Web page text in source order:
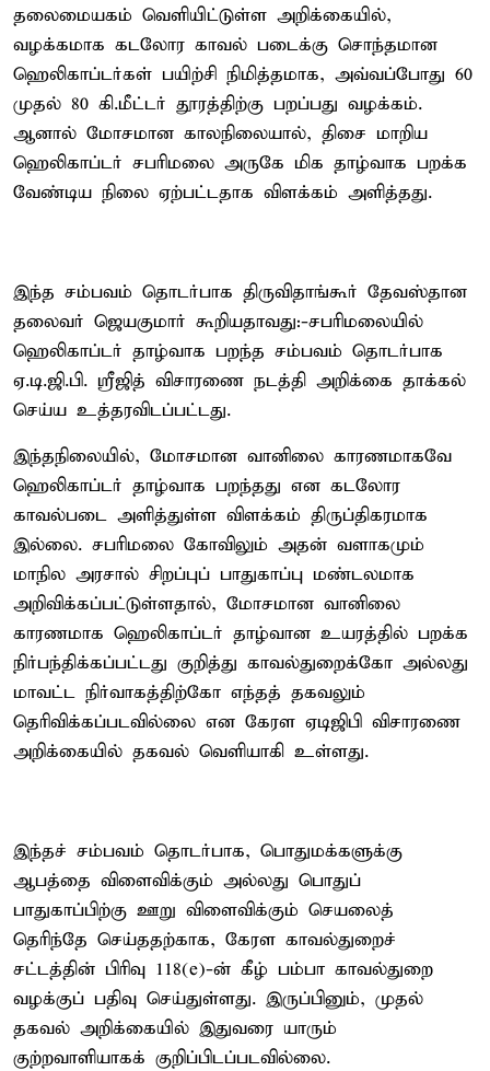
தலைமையகம் வெளியிட்டுள்ள அறிக்கையில்,
வழக்கமாக கடலோர காவல் படைக்கு சொந்தமான
ஹெலிகாப்டர்கள் பயிற்சி நிமித்தமாக, அவ்வப்போது 60
முதல் 80 கி.மீட்டர் தூரத்திற்கு பறப்பது வழக்கம்.
ஆனால் மோசமான காலநிலையால், திசை மாறிய
ஹெலிகாப்டர் சபரிமலை அருகே மிக தாழ்வாக பறக்க
வேண்டிய நிலை ஏற்பட்டதாக விளக்கம் அளித்தது.
இந்த சம்பவம் தொடர்பாக திருவிதாங்கூர் தேவஸ்தான
தலைவர் ஜெயகுமார் கூறியதாவது:-சபரிமலையில்
ஹெலிகாப்டர் தாழ்வாக பறந்த சம்பவம் தொடர்பாக
ஏ.டி.ஜி.பி. ஸ்ரீஜித் விசாரணை நடத்தி அறிக்கை தாக்கல்
செய்ய உத்தரவிடப்பட்டது.
இந்தநிலையில், மோசமான வானிலை காரணமாகவே
ஹெலிகாப்டர் தாழ்வாக பறந்தது என கடலோர
காவல்படை அளித்துள்ள விளக்கம் திருப்திகரமாக
இல்லை. சபரிமலை கோவிலும் அதன் வளாகமும்
மாநில அரசால் சிறப்புப் பாதுகாப்பு மண்டலமாக
அறிவிக்கப்பட்டுள்ளதால், மோசமான வானிலை
காரணமாக ஹெலிகாப்டர் தாழ்வான உயரத்தில் பறக்க
நிர்பந்திக்கப்பட்டது குறித்து காவல்துறைக்கோ அல்லது
மாவட்ட நிர்வாகத்திற்கோ எந்தத் தகவலும்
தெரிவிக்கப்படவில்லை என கேரள ஏடிஜிபி விசாரணை
அறிக்கையில் தகவல் வெளியாகி உள்ளது.
இந்தச் சம்பவம் தொடர்பாக, பொதுமக்களுக்கு
ஆபத்தை விளைவிக்கும் அல்லது பொதுப்
பாதுகாப்பிற்கு ஊறு விளைவிக்கும் செயலைத்
தெரிந்தே செய்ததற்காக, கேரள காவல்துறைச்
சட்டத்தின் பிரிவு 118(e)-ன் கீழ் பம்பா காவல்துறை
வழக்குப் பதிவு செய்துள்ளது. இருப்பினும், முதல்
தகவல் அறிக்கையில் இதுவரை யாரும்
குற்றவாளியாகக் குறிப்பிடப்படவில்லை.